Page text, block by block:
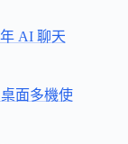
AI 聊天
面多機使